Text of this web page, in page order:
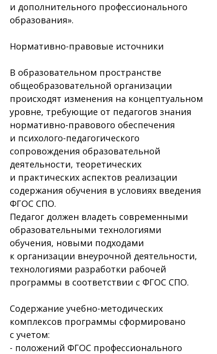
и дополнительного профессионального
образования».
Нормативно-правовые источники
В образовательном пространстве
общеобразовательной организации
происходят изменения на концептуальном
уровне, требующие от педагогов знания
нормативно-правового обеспечения
и психолого-педагогического
сопровождения образовательной
деятельности, теоретических
и практических аспектов реализации
содержания обучения в условиях введения
ФГОС СПО.
Педагог должен владеть современными
образовательными технологиями
обучения, новыми подходами
к организации внеурочной деятельности,
технологиями разработки рабочей
программы в соответствии с ФГОС СПО.
Содержание учебно-методических
комплексов программы сформировано
с учетом:
- положений ФГОС профессионального